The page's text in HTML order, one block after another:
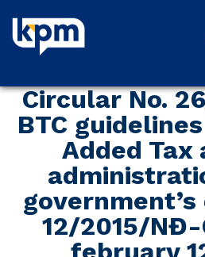
Circular No.
BTC
Added Tax
12/2015/NĐ-